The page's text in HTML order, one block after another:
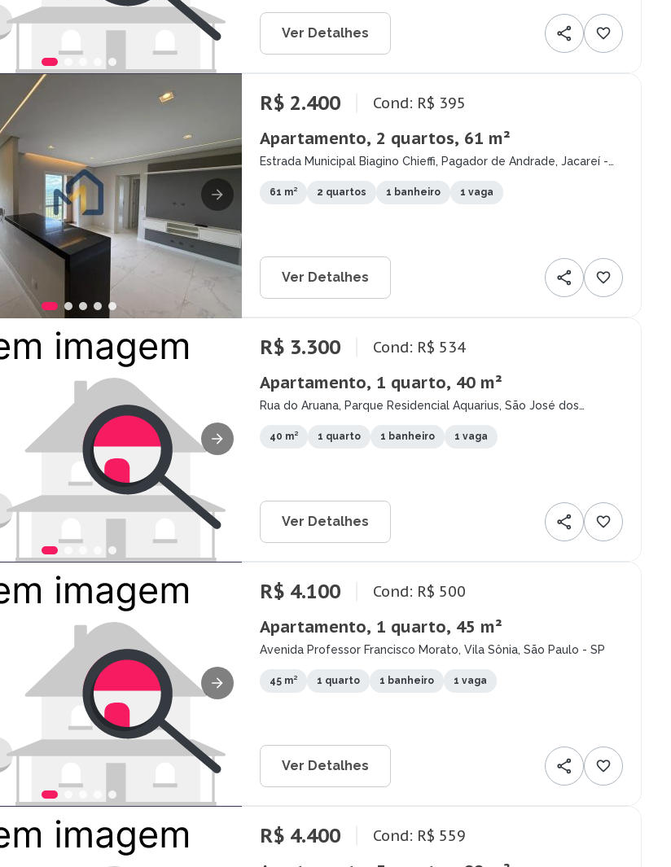
Ver Detalhes
R$ 2.400 Cond: R$ 395
Apartamento, 2 quartos, 61 m²
Estrada Municipal Biagino Chieffi, Pagador de Andrade, Jacareí -
61 m² 2 quartos 1 banheiro 1 vaga
Ver Detalhes
R$ 3.300 Cond: R$ 534
Apartamento, 1 quarto, 40 m²
Rua do Aruana, Parque Residencial Aquarius, São José dos
40 m² 1 quarto 1 banheiro 1 vaga
Ver Detalhes
R$ 4.100 Cond: R$ 500
Apartamento, 1 quarto, 45 m²
Avenida Professor Francisco Morato, Vila Sônia, São Paulo - SP
45 m² 1 quarto 1 banheiro 1 vaga
Ver Detalhes
R$ 4.400 Cond: R$ 559